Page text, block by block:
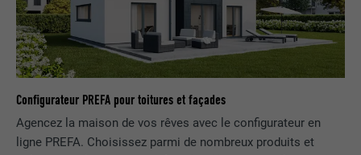
Configurateur PREFA pour toitures et façades
Agencez la maison de vos rêves avec le configurateur en
ligne PREFA. Choisissez parmi de nombreux produits et
EXPIRATION 1 jour
Enregistre un identifiant unique utilisé
pour générer des données statistiques
sur la manière dont l'utilisateur utilise le
site Internet.
NOM lang
EXPIRATION Session